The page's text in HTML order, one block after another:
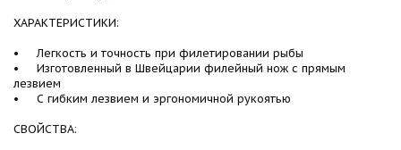
ХАРАКТЕРИСТИКИ:
• Легкость и точность при филетировании рыбы
• Изготовленный в Швейцарии филейный нож с прямым
лезвием
• С гибким лезвием и эргономичной рукоятью
СВОЙСТВА: